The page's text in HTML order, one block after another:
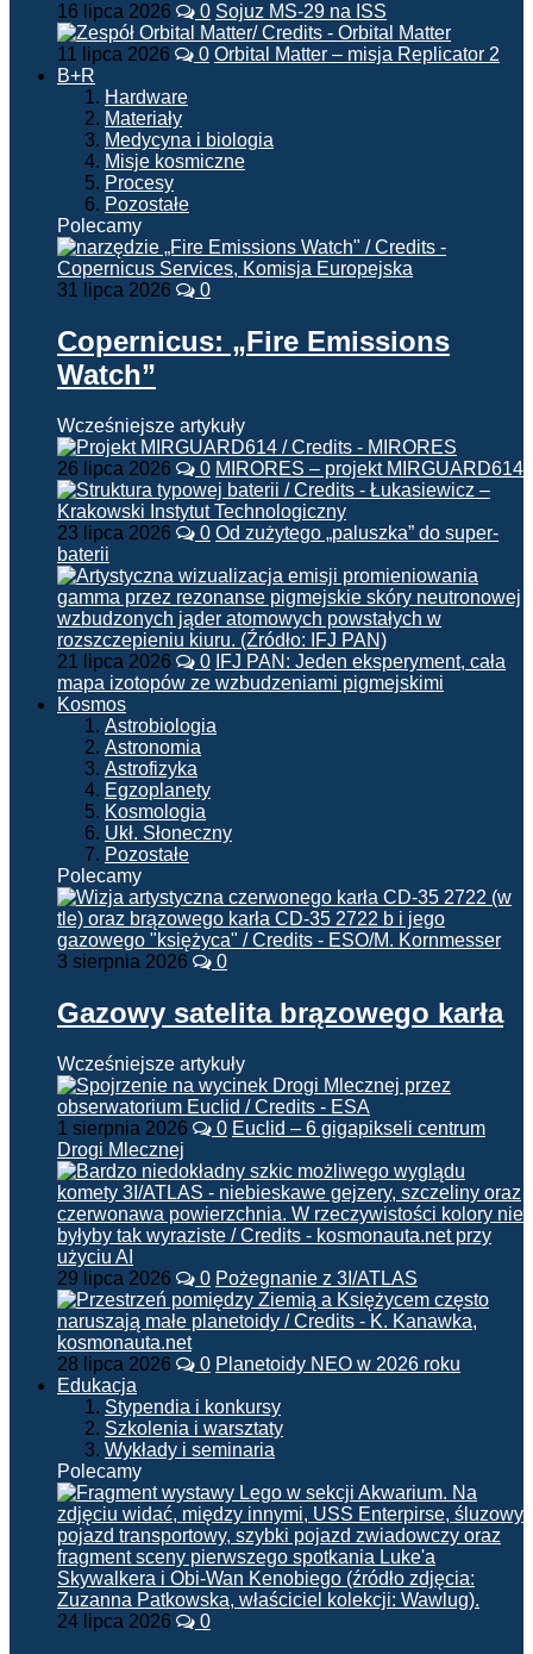
16 lipca 2026 0 Sojuz MS-29 na ISS
11 lipca 2026 0 Orbital Matter – misja Replicator 2
B+R
Hardware
Materiały
Medycyna i biologia
Misje kosmiczne
Procesy
Pozostałe
Polecamy
31 lipca 2026 0
Copernicus: „Fire Emissions
Watch”
Wcześniejsze artykuły
26 lipca 2026 0 MIRORES – projekt MIRGUARD614
23 lipca 2026 0 Od zużytego „paluszka” do super-
baterii
21 lipca 2026 0 IFJ PAN: Jeden eksperyment, cała
mapa izotopów ze wzbudzeniami pigmejskimi
Kosmos
Astrobiologia
Astronomia
Astrofizyka
Egzoplanety
Kosmologia
Ukł. Słoneczny
Pozostałe
Polecamy
3 sierpnia 2026 0
Gazowy satelita brązowego karła
Wcześniejsze artykuły
1 sierpnia 2026 0 Euclid – 6 gigapikseli centrum
Drogi Mlecznej
29 lipca 2026 0 Pożegnanie z 3I/ATLAS
28 lipca 2026 0 Planetoidy NEO w 2026 roku
Edukacja
Stypendia i konkursy
Szkolenia i warsztaty
Wykłady i seminaria
Polecamy
24 lipca 2026 0